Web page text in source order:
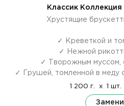
Классик Коллекция
Хрустящие
✓ Креветкой и
✓ Нежной
✓ Творожным муссом,
✓ Грушей, томленной в меду
1 200 г. x 1 шт.